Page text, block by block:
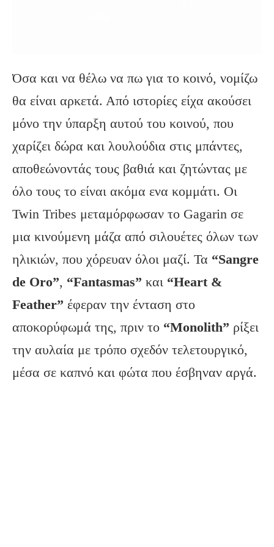
Όσα και να θέλω να πω για το κοινό, νομίζω
θα είναι αρκετά. Από ιστορίες είχα ακούσει
μόνο την ύπαρξη αυτού του κοινού, που
χαρίζει δώρα και λουλούδια στις μπάντες,
αποθεώνοντάς τους βαθιά και ζητώντας με
όλο τους το είναι ακόμα ενα κομμάτι. Οι
Twin Tribes μεταμόρφωσαν το Gagarin σε
μια κινούμενη μάζα από σιλουέτες όλων των
ηλικιών, που χόρευαν όλοι μαζί. Τα “Sangre
de Oro”, “Fantasmas” και “Heart &
Feather” έφεραν την ένταση στο
αποκορύφωμά της, πριν το “Monolith” ρίξει
την αυλαία με τρόπο σχεδόν τελετουργικό,
μέσα σε καπνό και φώτα που έσβηναν αργά.